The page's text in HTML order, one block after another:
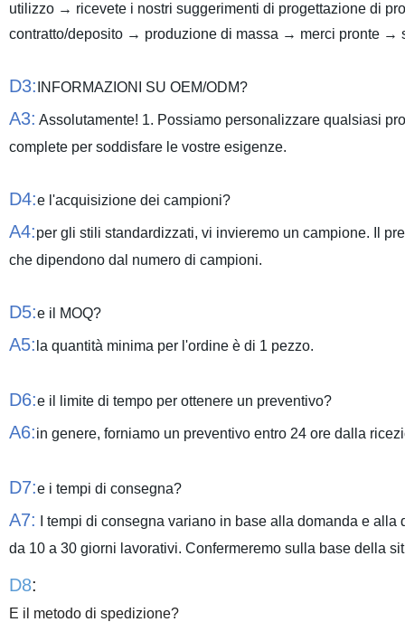
utilizzo → ricevete i nostri suggerimenti di progettazione di
contratto/deposito → produzione di massa → merci pronte →
D3: INFORMAZIONI SU OEM/ODM?
A3: Assolutamente! 1. Possiamo personalizzare qualsiasi
complete per soddisfare le vostre esigenze.
D4:e l'acquisizione dei campioni?
A4:per gli stili standardizzati, vi invieremo un campione. Il
che dipendono dal numero di campioni.
D5:e il MOQ?
A5: la quantità minima per l'ordine è di 1 pezzo.
D6:e il limite di tempo per ottenere un preventivo?
A6:in genere, forniamo un preventivo entro 24 ore dalla
D7:e i tempi di consegna?
A7:
I tempi di consegna variano in base alla domanda e
da 10 a 30 giorni lavorativi. Confermeremo sulla base della
D8:
E il metodo di spedizione?